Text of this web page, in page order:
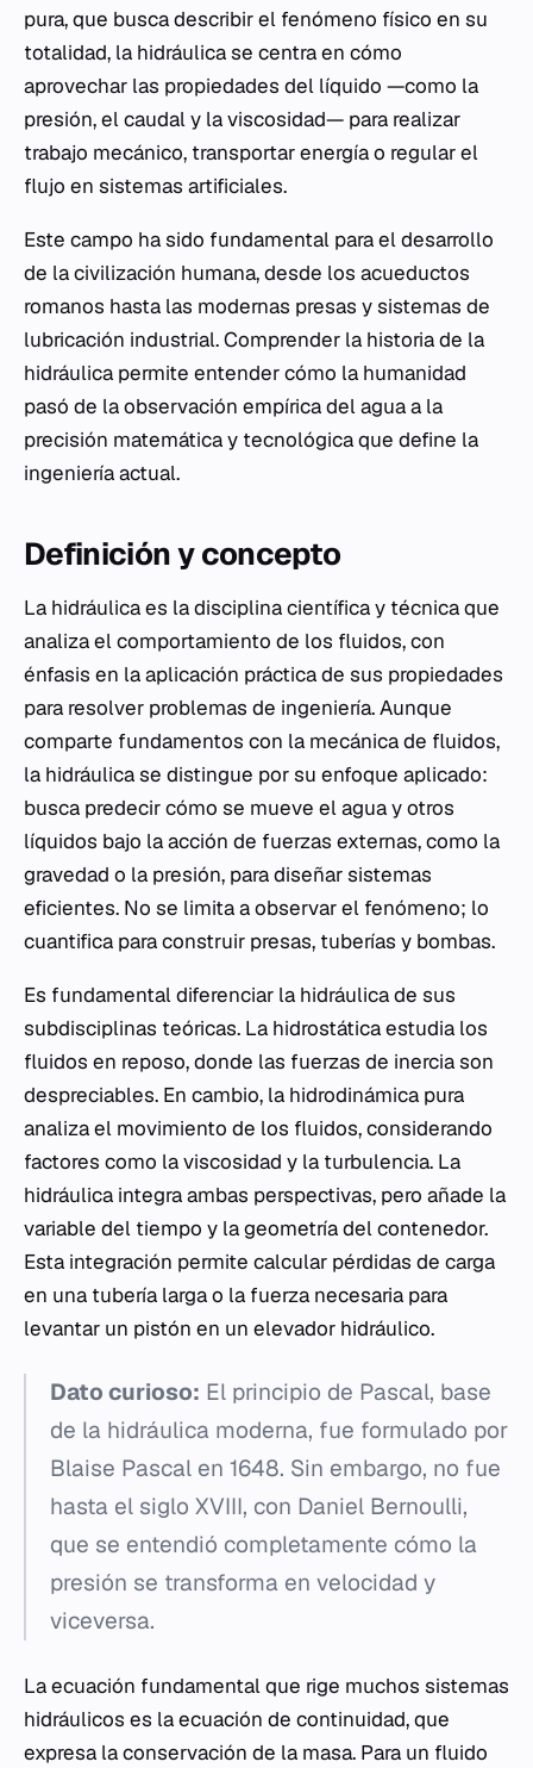
pura, que busca describir el fenómeno físico en su
totalidad, la hidráulica se centra en cómo
aprovechar las propiedades del líquido —como la
presión, el caudal y la viscosidad— para realizar
trabajo mecánico, transportar energía o regular el
flujo en sistemas artificiales.
Este campo ha sido fundamental para el desarrollo
de la civilización humana, desde los acueductos
romanos hasta las modernas presas y sistemas de
lubricación industrial. Comprender la historia de la
hidráulica permite entender cómo la humanidad
pasó de la observación empírica del agua a la
precisión matemática y tecnológica que define la
ingeniería actual.
Definición y concepto
La hidráulica es la disciplina científica y técnica que
analiza el comportamiento de los fluidos, con
énfasis en la aplicación práctica de sus propiedades
para resolver problemas de ingeniería. Aunque
comparte fundamentos con la mecánica de fluidos,
la hidráulica se distingue por su enfoque aplicado:
busca predecir cómo se mueve el agua y otros
líquidos bajo la acción de fuerzas externas, como la
gravedad o la presión, para diseñar sistemas
eficientes. No se limita a observar el fenómeno; lo
cuantifica para construir presas, tuberías y bombas.
Es fundamental diferenciar la hidráulica de sus
subdisciplinas teóricas. La hidrostática estudia los
fluidos en reposo, donde las fuerzas de inercia son
despreciables. En cambio, la hidrodinámica pura
analiza el movimiento de los fluidos, considerando
factores como la viscosidad y la turbulencia. La
hidráulica integra ambas perspectivas, pero añade la
variable del tiempo y la geometría del contenedor.
Esta integración permite calcular pérdidas de carga
en una tubería larga o la fuerza necesaria para
levantar un pistón en un elevador hidráulico.
Dato curioso: El principio de Pascal, base
de la hidráulica moderna, fue formulado por
Blaise Pascal en 1648. Sin embargo, no fue
hasta el siglo XVIII, con Daniel Bernoulli,
que se entendió completamente cómo la
presión se transforma en velocidad y
viceversa.
La ecuación fundamental que rige muchos sistemas
hidráulicos es la ecuación de continuidad, que
expresa la conservación de la masa. Para un fluido